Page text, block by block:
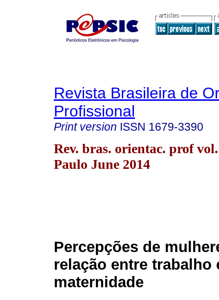
Revista Brasileira de
Profissional
Print version ISSN 1679-3390
Rev. bras. orientac. prof
Paulo June 2014
Percepções de
relação entre trabalho
maternidade